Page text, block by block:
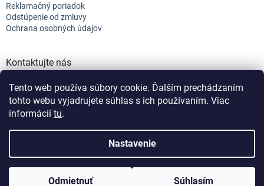
Tento web používa súbory cookie. Ďalším prechádzaním
tohto webu vyjadrujete súhlas s ich používaním. Viac
informácií tu.
Nastavenie
Odmietnuť Súhlasím
Reklamačný poriadok
Odstúpenie od zmluvy
Ochrana osobných údajov
Kontaktujte nás
+421 944 682 154
info@efix.top
. Všetky práva vyhradené.
cookiesNastavenie | Úprava | Custom =Netmedia s.r.o.